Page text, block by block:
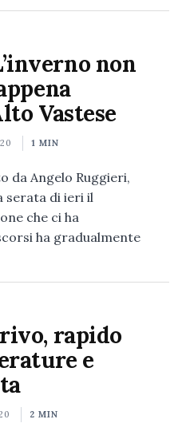
non
Vastese
1 MIN
da Angelo Ruggieri,
serata di ieri il
che ci ha
ha gradualmente
rapido
e
2 MIN